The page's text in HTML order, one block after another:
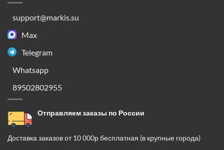
support@markis.su
Max
Telegram
Whatsapp
89502802955
Отправляем заказы по России
Доставка заказов от 10 000р бесплатная (в крупные города)